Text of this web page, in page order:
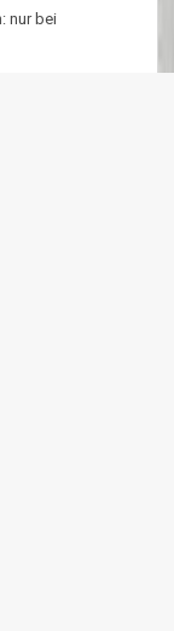
nur bei